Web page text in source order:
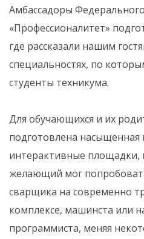
Амбассадоры
«Профессионалитет»
где рассказали нашим
специальностях, по
студенты техникума.
Для обучающихся и их
подготовлена насыщенная
интерактивные площадки,
желающий мог
сварщика на современно
комплексе, машинста или
программиста, меняя